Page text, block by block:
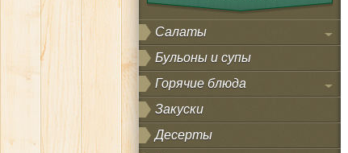
Салаты
Бульоны и супы
Горячие блюда
Закуски
Десерты